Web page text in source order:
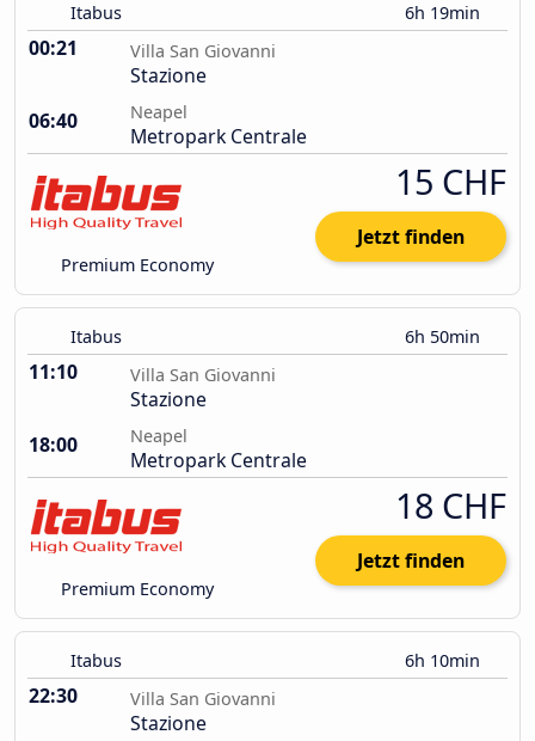
Itabus 6h 19min
00:21 Villa San Giovanni
Stazione
06:40
Neapel
Metropark Centrale
Premium Economy
15 CHF
Jetzt finden
Itabus 6h 50min
11:10 Villa San Giovanni
Stazione
18:00
Neapel
Metropark Centrale
Premium Economy
18 CHF
Jetzt finden
Itabus 6h 10min
22:30 Villa San Giovanni
Stazione